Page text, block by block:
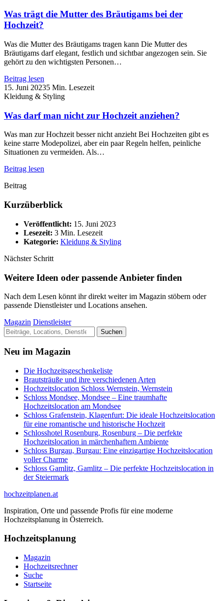
Was trägt die Mutter des Bräutigams bei der
Hochzeit?
Was die Mutter des Bräutigams tragen kann Die Mutter des
Bräutigams darf elegant, festlich und sichtbar angezogen sein. Sie
gehört zu den wichtigsten Personen…
Beitrag lesen
15. Juni 20235 Min. Lesezeit
Kleidung & Styling
Was darf man nicht zur Hochzeit anziehen?
Was man zur Hochzeit besser nicht anzieht Bei Hochzeiten gibt es
keine starre Modepolizei, aber ein paar Regeln helfen, peinliche
Situationen zu vermeiden. Als…
Beitrag lesen
Beitrag
Kurzüberblick
Veröffentlicht: 15. Juni 2023
Lesezeit: 3 Min. Lesezeit
Kategorie: Kleidung & Styling
Nächster Schritt
Weitere Ideen oder passende Anbieter finden
Nach dem Lesen könnt ihr direkt weiter im Magazin stöbern oder
passende Dienstleister und Locations ansehen.
Magazin Dienstleister
Suche
nach:
Suchen
Neu im Magazin
Die Hochzeitsgeschenkeliste
Brautsträuße und ihre verschiedenen Arten
Hochzeitslocation Schloss Wernstein, Wernstein
Schloss Mondsee, Mondsee – Eine traumhafte
Hochzeitslocation am Mondsee
Schloss Grafenstein, Klagenfurt: Die ideale Hochzeitslocation
für eine romantische und historische Hochzeit
Schlosshotel Rosenburg, Rosenburg – Die perfekte
Hochzeitslocation in märchenhaftem Ambiente
Schloss Burgau, Burgau: Eine einzigartige Hochzeitslocation
voller Charme
Schloss Gamlitz, Gamlitz – Die perfekte Hochzeitslocation in
der Steiermark
hochzeitplanen.at
Inspiration, Orte und passende Profis für eine moderne
Hochzeitsplanung in Österreich.
Hochzeitsplanung
Magazin
Hochzeitsrechner
Suche
Startseite